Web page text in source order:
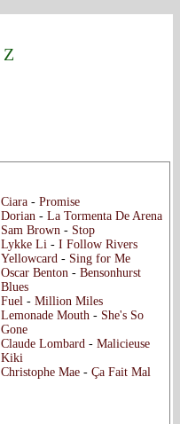
Z
Ciara - Promise
Dorian - La Tormenta De Arena
Sam Brown - Stop
Lykke Li - I Follow Rivers
Yellowcard - Sing for Me
Oscar Benton - Bensonhurst
Blues
Fuel - Million Miles
Lemonade Mouth - She's So
Gone
Claude Lombard - Malicieuse
Kiki
Christophe Mae - Ça Fait Mal